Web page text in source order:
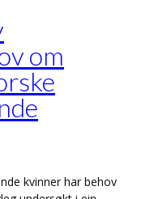
om
kvinner har behov